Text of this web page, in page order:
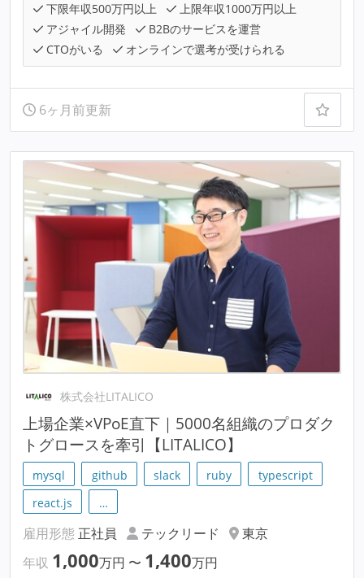
下限年収500万円以上
上限年収1000万円以上
アジャイル開発
B2Bのサービスを運営
CTOがいる
オンラインで選考が受けられる
6ヶ月前更新
株式会社LITALICO
上場企業×VPoE直下｜5000名組織のプロダク
トグロースを牽引【LITALICO】
mysql github slack ruby
typescript
react.js
…
雇用形態 正社員 テックリード
東京
年収 1,000万円 〜 1,400万円